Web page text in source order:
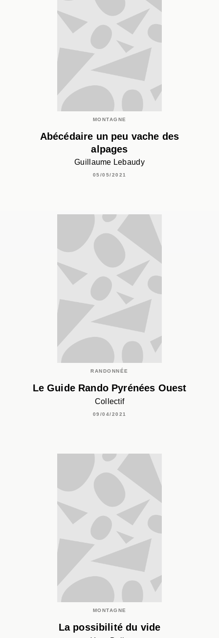
MONTAGNE
Abécédaire un peu vache des
alpages
Guillaume Lebaudy
05/05/2021
RANDONNÉE
Le Guide Rando Pyrénées Ouest
Collectif
09/04/2021
MONTAGNE
La possibilité du vide